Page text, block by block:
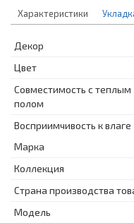
Характеристики
Декор
Цвет
Совместимость с теплым
полом
Восприимчивость к влаге
Марка
Коллекция
Страна производства
Модель